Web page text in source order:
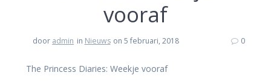
vooraf
door admin in Nieuws on 5 februari, 2018 0
The Princess Diaries: Weekje vooraf